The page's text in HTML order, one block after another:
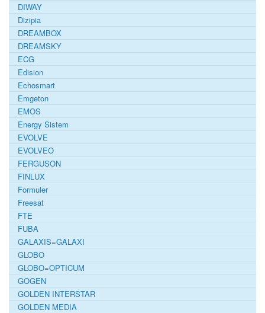
DIWAY
Dizipia
DREAMBOX
DREAMSKY
ECG
Edision
Echosmart
Emgeton
EMOS
Energy Sistem
EVOLVE
EVOLVEO
FERGUSON
FINLUX
Formuler
Freesat
FTE
FUBA
GALAXIS=GALAXI
GLOBO
GLOBO=OPTICUM
GOGEN
GOLDEN INTERSTAR
GOLDEN MEDIA